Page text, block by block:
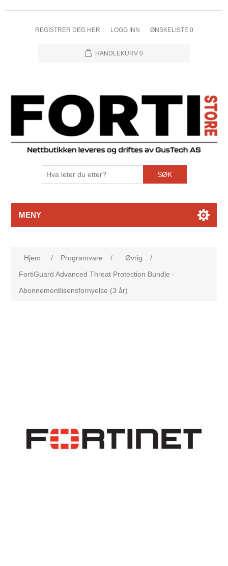
REGISTRER DEG HER LOGG INN ØNSKELISTE 0
HANDLEKURV 0
SØK
MENY
Hjem / Programvare / Øvrig
/
FortiGuard Advanced Threat Protection Bundle -
Abonnementlisensfornyelse (3 år)